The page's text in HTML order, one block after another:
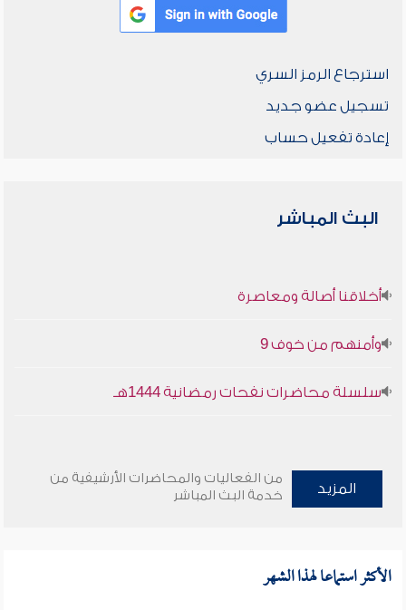
استرجاع الرمز السري
تسجيل عضو جديد
إعادة تفعيل حساب
البث المباشر
أخلاقنا أصالة ومعاصرة
وأمنهم من خوف 9
سلسلة محاضرات نفحات رمضانية 1444هـ
المزيد
من الفعاليات والمحاضرات الأرشيفية من
خدمة البث المباشر
الأكثر استماعا لهذا الشهر